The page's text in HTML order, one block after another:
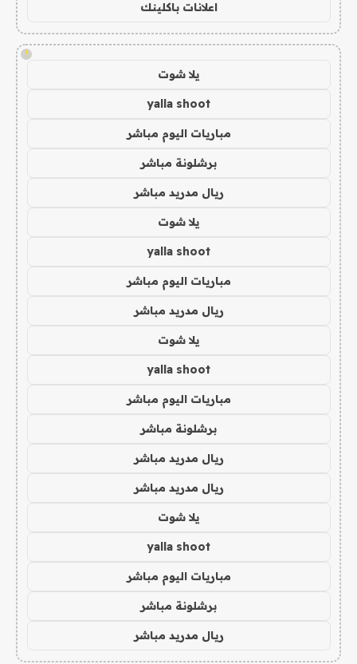
اعلانات باكلينك
!
يلا شوت
yalla shoot
مباريات اليوم مباشر
برشلونة مباشر
ريال مدريد مباشر
يلا شوت
yalla shoot
مباريات اليوم مباشر
ريال مدريد مباشر
يلا شوت
yalla shoot
مباريات اليوم مباشر
برشلونة مباشر
ريال مدريد مباشر
ريال مدريد مباشر
يلا شوت
yalla shoot
مباريات اليوم مباشر
برشلونة مباشر
ريال مدريد مباشر